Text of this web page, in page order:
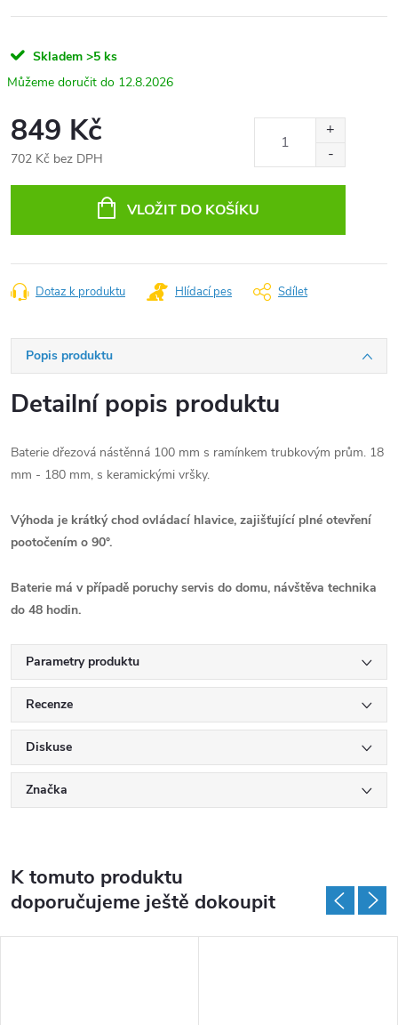
Skladem >5 ks
12.8.2026
849 Kč
702 Kč bez DPH
VLOŽIT DO KOŠÍKU
Dotaz k produktu Hlídací pes Sdílet
Popis produktu
Detailní popis produktu
Baterie dřezová nástěnná 100 mm s ramínkem trubkovým prům. 18
mm - 180 mm, s keramickými vršky.
Výhoda je krátký chod ovládací hlavice, zajišťující plné otevření
pootočením o 90°.
Baterie má v případě poruchy servis do domu, návštěva technika
do 48 hodin.
Parametry produktu
Recenze
Diskuse
Značka
K tomuto produktu
doporučujeme ještě dokoupit